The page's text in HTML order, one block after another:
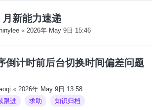
新能力速递
« 2026年 May 9日 15:46
倒计时前后台切换时间偏差问题
« 2026年 May 9日 13:58
跟进 求助 知识归档